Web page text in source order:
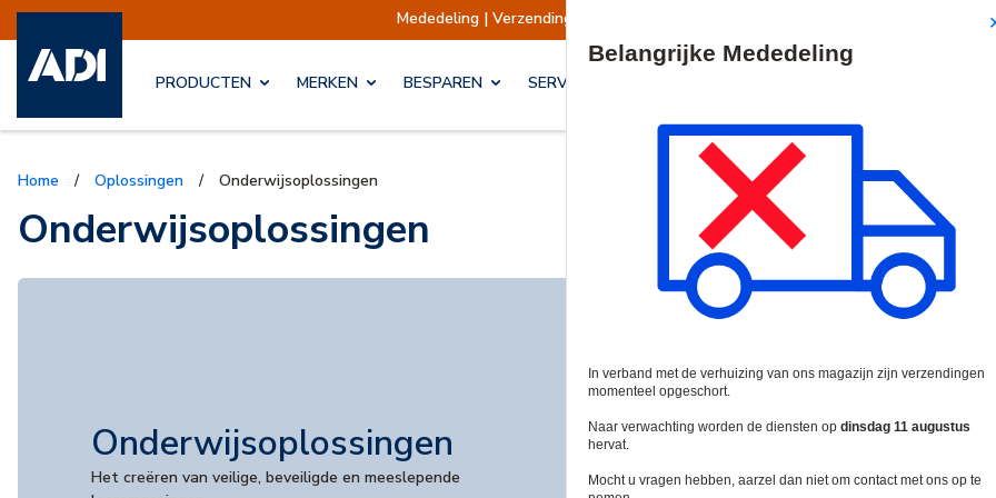
Mededeling | Verzendingen opgeschort Verzendingen worden op dinsdag 11 augustus hervat.
PRODUCTEN MERKEN BESPAREN SERVICES & OPLOSSINGEN
Home / Oplossingen / Onderwijsoplossingen
Onderwijsoplossingen
Onderwijsoplossingen
Het creëren van veilige, beveiligde en meeslepende